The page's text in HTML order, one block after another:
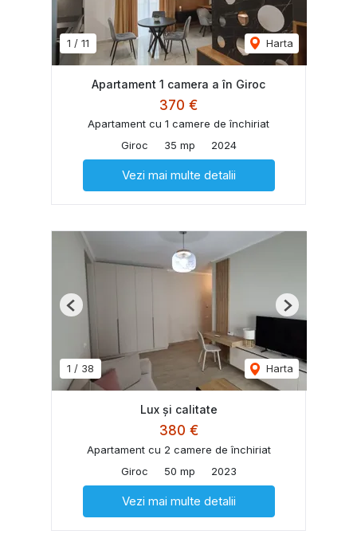
1 / 11 Harta
Apartament 1 camera a în Giroc
370 €
Apartament cu 1 camere de închiriat
Giroc
35 mp 2024
Vezi mai multe detalii
1 / 38 Harta
Previous Next
Lux și calitate
380 €
Apartament cu 2 camere de închiriat
Giroc
50 mp 2023
Vezi mai multe detalii